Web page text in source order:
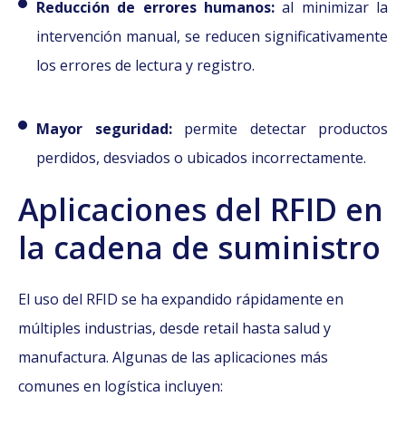
Reducción de errores humanos: al minimizar la
intervención manual, se reducen significativamente
los errores de lectura y registro.
Mayor seguridad:permite detectar productos
perdidos, desviados o ubicados incorrectamente.
Aplicaciones del RFID en
la cadena de suministro
El uso del RFID se ha expandido rápidamente en
múltiples industrias, desde retail hasta salud y
manufactura. Algunas de las aplicaciones más
comunes en logística incluyen: